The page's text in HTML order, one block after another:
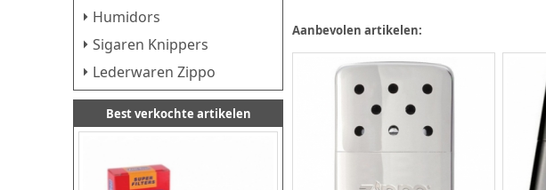
Humidors
Sigaren Knippers
Lederwaren Zippo
Best verkochte artikelen
Aanbevolen artikelen: